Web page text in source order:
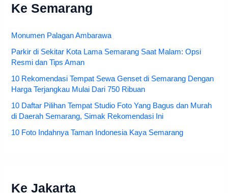
Ke Semarang
Monumen Palagan Ambarawa
Parkir di Sekitar Kota Lama Semarang Saat Malam: Opsi
Resmi dan Tips Aman
10 Rekomendasi Tempat Sewa Genset di Semarang Dengan
Harga Terjangkau Mulai Dari 750 Ribuan
10 Daftar Pilihan Tempat Studio Foto Yang Bagus dan Murah
di Daerah Semarang, Simak Rekomendasi Ini
10 Foto Indahnya Taman Indonesia Kaya Semarang
Ke Jakarta